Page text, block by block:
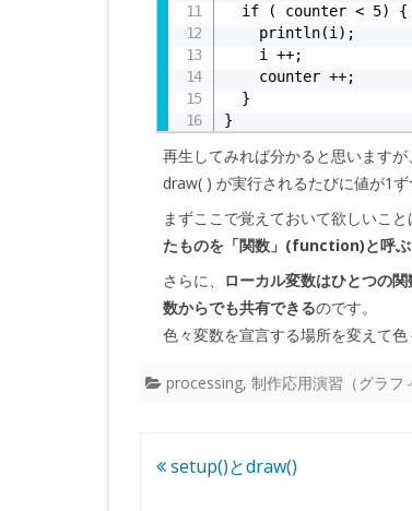
  if ( counter < 5) {
    println(i);
    i ++;
    counter ++;
  }
}
再生してみれば分かると思います
draw( ) が実行されるたびに値が1
まずここで覚えておいて欲しいこ
たものを「関数」(function)と呼ぶ
さらに、
ローカル変数はひとつの
数からでも共有できるのです。
色々変数を宣言する場所を変えて色
processing, 制作応用演習（グラフ
投setup()とdraw()